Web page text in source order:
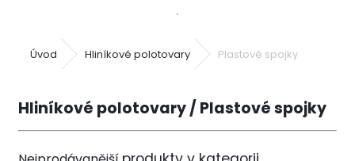
Úvod Hliníkové polotovary Plastové spojky
Hliníkové polotovary / Plastové spojky